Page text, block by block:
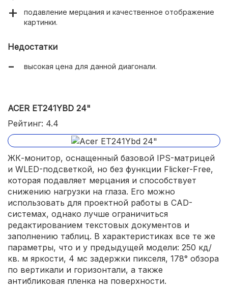
подавление мерцания и качественное отображение
картинки.
Недостатки
высокая цена для данной диагонали.
ACER ET241YBD 24"
Рейтинг: 4.4
ЖК-монитор, оснащенный базовой IPS-матрицей
и WLED-подсветкой, но без функции Flicker-Free,
которая подавляет мерцания и способствует
снижению нагрузки на глаза. Его можно
использовать для проектной работы в CAD-
системах, однако лучше ограничиться
редактированием текстовых документов и
заполнению таблиц. В характеристиках все те же
параметры, что и у предыдущей модели: 250 кд/
кв. м яркости, 4 мс задержки пикселя, 178° обзора
по вертикали и горизонтали, а также
антибликовая пленка на поверхности.